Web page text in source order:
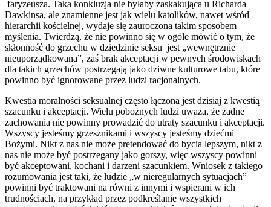
faryzeusza. Taka konkluzja nie byłaby zaskakująca u Richarda
Dawkinsa, ale znamienne jest jak wielu katolików, nawet wśród
hierarchii kościelnej, wydaje się zauroczona takim sposobem
myślenia. Twierdzą, że nie powinno się w ogóle mówić o tym, że
skłonność do grzechu w dziedzinie seksu jest „wewnętrznie
nieuporządkowana”, zaś brak akceptacji w pewnych środowiskach
dla takich grzechów postrzegają jako dziwne kulturowe tabu, które
powinno być ignorowane przez ludzi racjonalnych.
Kwestia moralności seksualnej często łączona jest dzisiaj z kwestią
szacunku i akceptacji. Wielu pobożnych ludzi uważa, że żadne
zachowania nie powinny prowadzić do utraty szacunku i akceptacji.
Wszyscy jesteśmy grzesznikami i wszyscy jesteśmy dziećmi
Bożymi. Nikt z nas nie może pretendować do bycia lepszym, nikt z
nas nie może być postrzegany jako gorszy, więc wszyscy powinni
być akceptowani, kochani i darzeni szacunkiem. Wniosek z takiego
rozumowania jest taki, że ludzie „w nieregularnych sytuacjach”
powinni być traktowani na równi z innymi i wspierani w ich
trudnościach, na przykład przez podkreślanie wszystkich